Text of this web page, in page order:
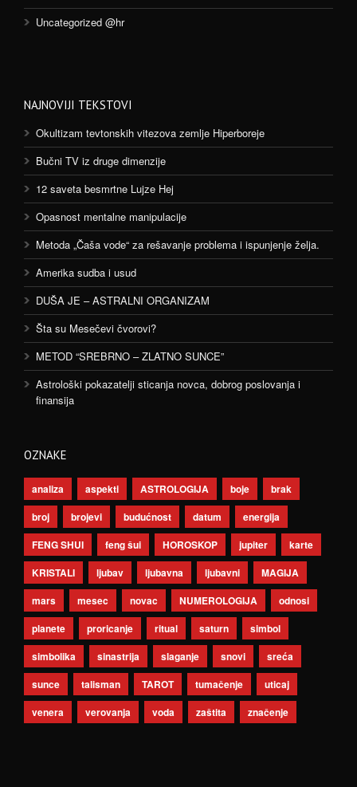
Uncategorized @hr
NAJNOVIJI TEKSTOVI
Okultizam tevtonskih vitezova zemlje Hiperboreje
Bučni TV iz druge dimenzije
12 saveta besmrtne Lujze Hej
Opasnost mentalne manipulacije
Metoda „Čaša vode“ za rešavanje problema i ispunjenje želja.
Amerika sudba i usud
DUŠA JE – ASTRALNI ORGANIZAM
Šta su Mesečevi čvorovi?
METOD “SREBRNO – ZLATNO SUNCE”
Astrološki pokazatelji sticanja novca, dobrog poslovanja i
finansija
OZNAKE
analiza aspekti ASTROLOGIJA boje
brak
broj
brojevi budućnost datum
energija
FENG SHUI
feng šui HOROSKOP jupiter
karte
KRISTALI
ljubav ljubavna ljubavni
MAGIJA
mars
mesec novac NUMEROLOGIJA
odnosi
planete
proricanje ritual saturn
simbol
simbolika
sinastrija slaganje snovi
sreća
sunce
talisman TAROT tumačenje
uticaj
venera
verovanja voda zaštita značenje